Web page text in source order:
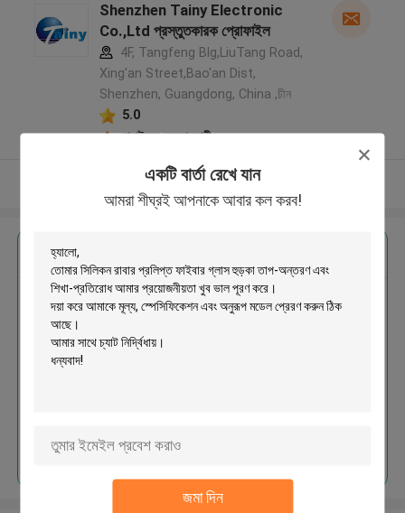
একটি বার্তা রেখে যান
আমরা শীঘ্রই আপনাকে আবার কল করব!
জমা দিন
Shenzhen Tainy Electronic
Co.,Ltd প্রস্তুতকারক প্রোফাইল
4F, Tangfeng Blg,LiuTang Road,
Xing'an Street,Bao'an Dist,
Shenzhen, Guangdong, China ,চীন
5.0
যাচাইকৃত সরবরাহকারী
আরো দেখুন
সিলিকন রাবার প্রলিপ্ত ফাইবার গ্লাস হুড়কা
চালিয়ে